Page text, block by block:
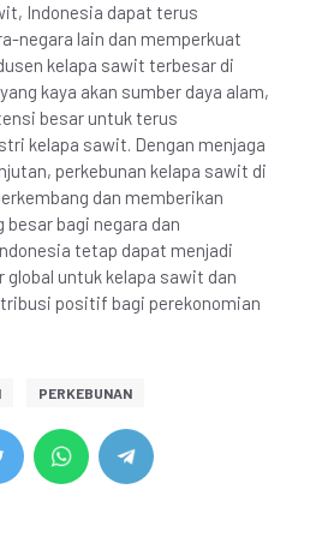
Indonesia dapat terus
negara lain dan memperkuat
kelapa sawit terbesar di
kaya akan sumber daya alam,
besar untuk terus
kelapa sawit. Dengan menjaga
perkebunan kelapa sawit di
dan memberikan
bagi negara dan
tetap dapat menjadi
untuk kelapa sawit dan
positif bagi perekonomian
PERKEBUNAN